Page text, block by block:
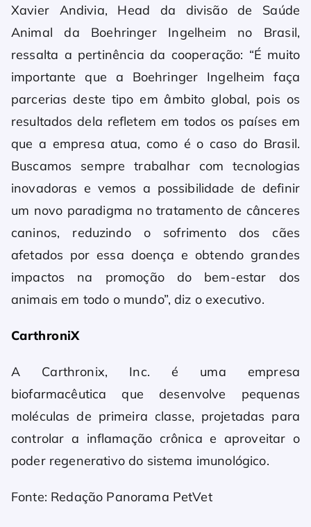
Xavier Andivia, Head da divisão de Saúde
Animal da Boehringer Ingelheim no Brasil,
ressalta a pertinência da cooperação: “É muito
importante que a Boehringer Ingelheim faça
parcerias deste tipo em âmbito global, pois os
resultados dela refletem em todos os países em
que a empresa atua, como é o caso do Brasil.
Buscamos sempre trabalhar com tecnologias
inovadoras e vemos a possibilidade de definir
um novo paradigma no tratamento de cânceres
caninos, reduzindo o sofrimento dos cães
afetados por essa doença e obtendo grandes
impactos na promoção do bem-estar dos
animais em todo o mundo”, diz o executivo.
CarthroniX
A Carthronix, Inc. é uma empresa
biofarmacêutica que desenvolve pequenas
moléculas de primeira classe, projetadas para
controlar a inflamação crônica e aproveitar o
poder regenerativo do sistema imunológico.
Fonte: Redação Panorama PetVet